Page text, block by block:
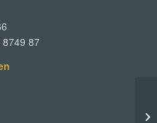
8749 87